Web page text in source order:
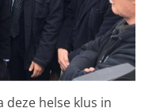
deze helse klus in